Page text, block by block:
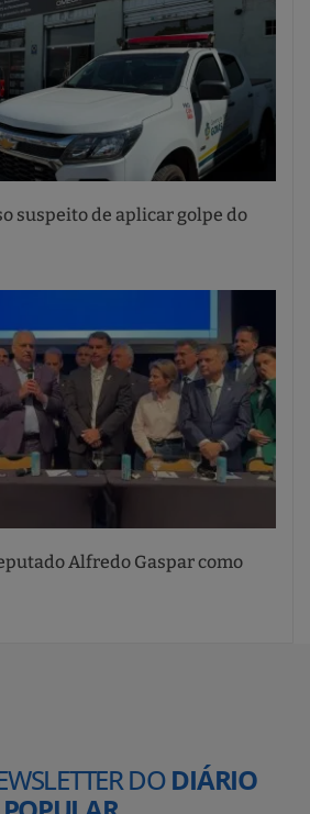
suspeito de aplicar golpe do
Alfredo Gaspar como
DODIÁRIO